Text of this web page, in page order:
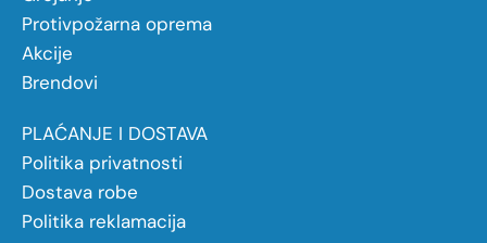
Protivpožarna oprema
Akcije
Brendovi
PLAĆANJE I DOSTAVA
Politika privatnosti
Dostava robe
Politika reklamacija